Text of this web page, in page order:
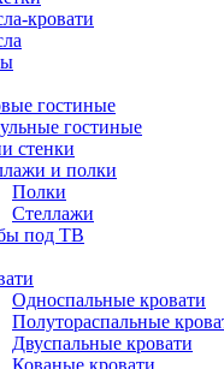
кровати
гостиные
гостиные
стенки
и полки
Полки
Стеллажи
под ТВ
Односпальные кровати
Полутораспальные
Двуспальные кровати
Кованые кровати